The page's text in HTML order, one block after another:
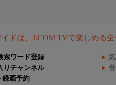
ドは、J:COM TVで楽しめる
索ワード登録
りチャンネル
録画予約